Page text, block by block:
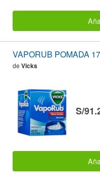
VAPORUB POMADA
de Vicks
S/